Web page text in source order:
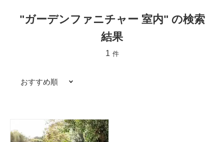
"ガーデンファニチャー 室内" の検索
結果
1 件
おすすめ順